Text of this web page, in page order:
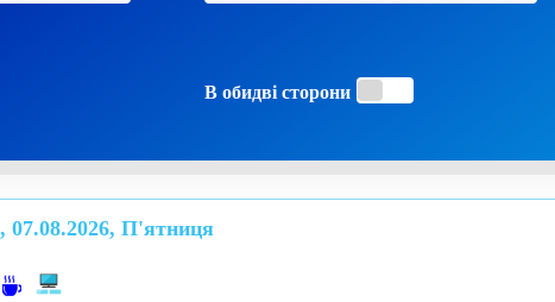
В обидві сторони
07.08.2026, П'ятниця